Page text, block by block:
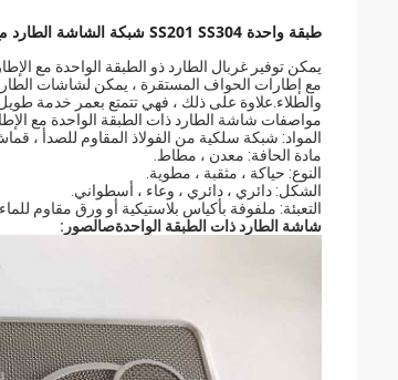
طبقة واحدة SS201 SS304 شبكة الشاشة الطارد مع إطار غير الصدأ
يمكن توفير غربال الطارد ذو الطبقة الواحدة مع
مع إطارات الحواف المستقرة ، يمكن لشاشات الطارد
والطلاء.علاوة على ذلك ، فهي تتمتع بعمر خدمة
مواصفات شاشة الطارد ذات الطبقة الواحدة مع
المواد: شبكة سلكية من الفولاذ المقاوم للصدأ ،
مادة الحافة: معدن ، مطاط.
النوع: حياكة ، مثقبة ، مطوية.
الشكل: دائري ، دائري ، وعاء ، أسطواني.
التعبئة: ملفوفة بأكياس بلاستيكية أو ورق مقاوم للماء.
شاشة الطارد ذات الطبقة الواحدةصالصور: